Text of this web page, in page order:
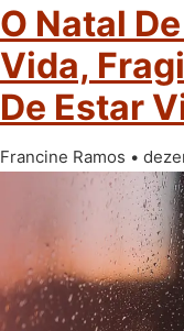
O Natal
Vida,
De Estar
Francine Ramos